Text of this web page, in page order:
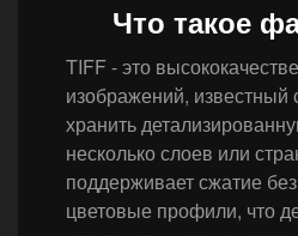
Что такое
TIFF - это
изображений, известный
хранить
несколько слоев или
поддерживает сжатие
цветовые профили, что